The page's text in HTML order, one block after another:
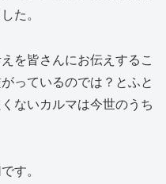
た。
を皆さんにお伝えするこ
っているのでは？とふと
ないカルマは今世のうち
す。